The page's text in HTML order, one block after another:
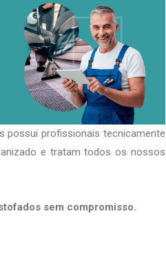
possui profissionais tecnicamente
e tratam todos os nossos
sem compromisso.